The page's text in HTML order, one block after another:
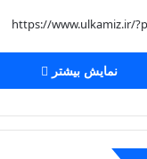
خالی وحتی برخی
تولیدیش با هزینه
او دلجویی نکرد.
اگر منصفانه به سال
https://www.ulkamiz.ir/
نمایش بیشتر